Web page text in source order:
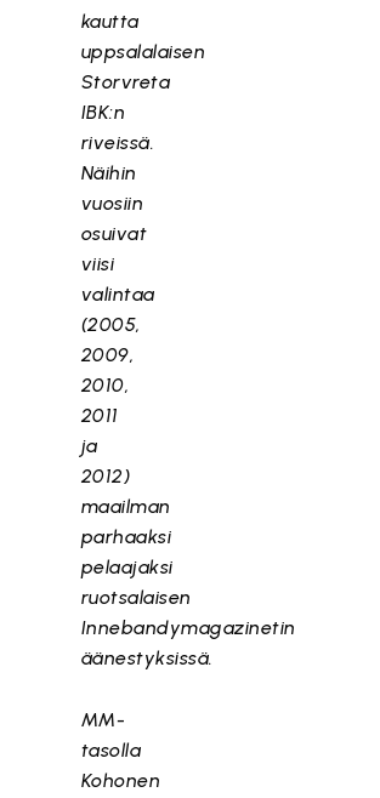
kautta
uppsalalaisen
Storvreta
IBK:n
riveissä.
Näihin
vuosiin
osuivat
viisi
valintaa
(2005,
2009,
2010,
2011
ja
2012)
maailman
parhaaksi
pelaajaksi
ruotsalaisen
Innebandymagazinetin
äänestyksissä.
MM-
tasolla
Kohonen